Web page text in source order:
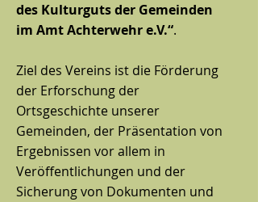
des Kulturguts der Gemeinden
im Amt Achterwehr e.V.“.
Ziel des Vereins ist die Förderung
der Erforschung der
Ortsgeschichte unserer
Gemeinden, der Präsentation von
Ergebnissen vor allem in
Veröffentlichungen und der
Sicherung von Dokumenten und